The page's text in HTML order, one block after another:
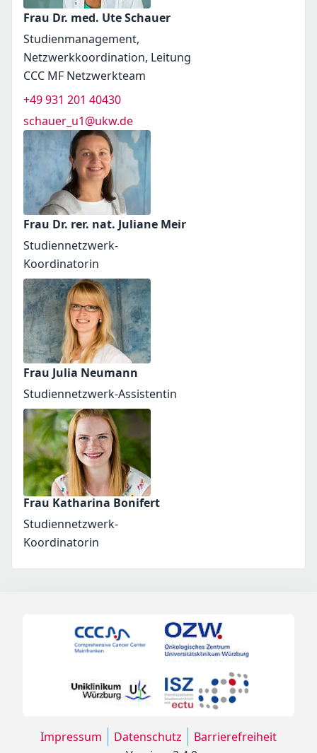
Frau Dr. med. Ute Schauer
Studienmanagement,
Netzwerkkoordination, Leitung
CCC MF Netzwerkteam
+49 931 201 40430
schauer_u1@ukw.de
Frau Dr. rer. nat. Juliane Meir
Studiennetzwerk-
Koordinatorin
Frau Julia Neumann
Studiennetzwerk-Assistentin
Frau Katharina Bonifert
Studiennetzwerk-
Koordinatorin
Impressum Datenschutz
Barrierefreiheit